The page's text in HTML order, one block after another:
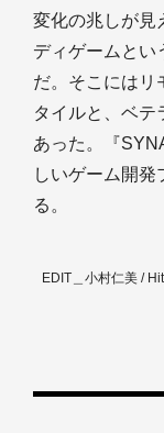
変化の兆しが見
ディゲームとい
だ。そこにはリ
タイルと、ベテ
あった。『
しいゲーム開発
る。
EDIT＿小村仁美 /